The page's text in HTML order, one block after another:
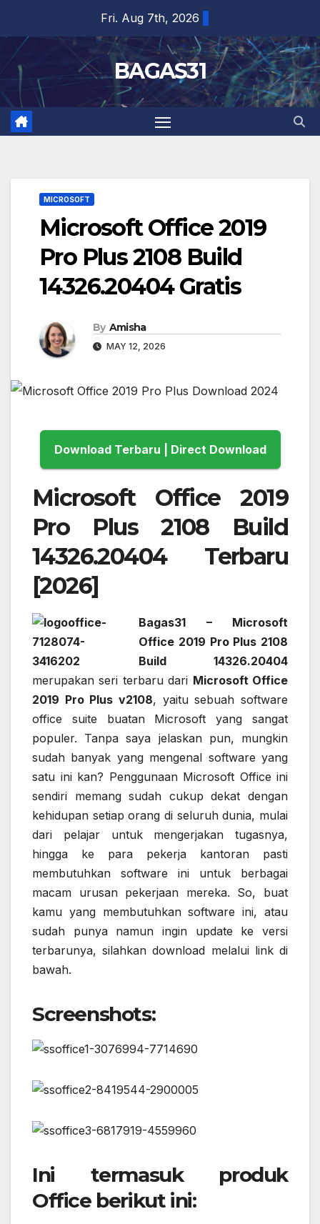
content
Fri. Aug 7th, 2026
BAGAS31
MICROSOFT
Microsoft Office 2019
Pro Plus 2108 Build
14326.20404 Gratis
By Amisha
MAY 12, 2026
Download Terbaru | Direct Download
Microsoft Office 2019
Pro Plus 2108 Build
14326.20404 Terbaru
[2026]
Bagas31 – Microsoft
Office 2019 Pro Plus 2108
Build 14326.20404
merupakan seri terbaru dari Microsoft Office
2019 Pro Plus v2108, yaitu sebuah software
office suite buatan Microsoft yang sangat
populer. Tanpa saya jelaskan pun, mungkin
sudah banyak yang mengenal software yang
satu ini kan? Penggunaan Microsoft Office ini
sendiri memang sudah cukup dekat dengan
kehidupan setiap orang di seluruh dunia, mulai
dari pelajar untuk mengerjakan tugasnya,
hingga ke para pekerja kantoran pasti
membutuhkan software ini untuk berbagai
macam urusan pekerjaan mereka. So, buat
kamu yang membutuhkan software ini, atau
sudah punya namun ingin update ke versi
terbarunya, silahkan download melalui link di
bawah.
Screenshots:
Ini termasuk produk
Office berikut ini: